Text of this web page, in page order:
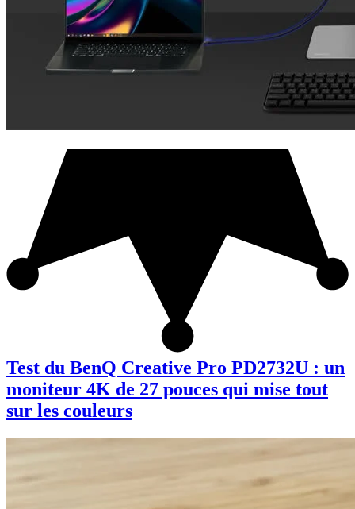
Test du BenQ Creative Pro PD2732U : un
moniteur 4K de 27 pouces qui mise tout
sur les couleurs